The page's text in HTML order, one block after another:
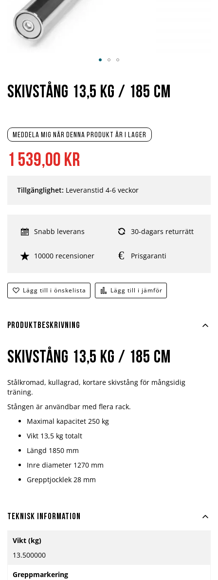
1 539,00 kr
Meddela mig när denna produkt är i lager
Lägg till i önskelista Lägg till i jämför
Tillgänglighet: Leveranstid 4-6 veckor
Snabb leverans 30-dagars returrätt
10000 recensioner Prisgaranti
Skivstång 13,5 kg / 185 cm
början
av
Produktbeskrivning
Skivstång 13,5 kg / 185 cm
Stålkromad, kullagrad, kortare skivstång för mångsidig
träning.
Stången är användbar med flera rack.
Maximal kapacitet 250 kg
Vikt 13,5 kg totalt
Längd 1850 mm
Inre diameter 1270 mm
Grepptjocklek 28 mm
Teknisk information
information
Vikt (kg)
13.500000
Greppmarkering